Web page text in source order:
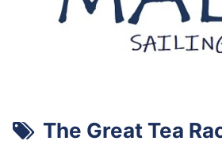
The Great Tea